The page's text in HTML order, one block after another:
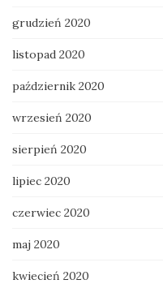
grudzień 2020
listopad 2020
październik 2020
wrzesień 2020
sierpień 2020
lipiec 2020
czerwiec 2020
maj 2020
kwiecień 2020